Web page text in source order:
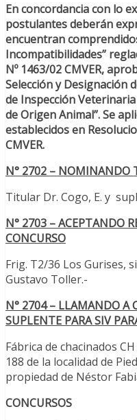
En concordancia con lo
postulantes deberán
encuentran
Incompatibilidades”
Nº 1463/02 CMVER,
Selección y Designación
de Inspección
de Origen Animal”. Se
establecidos en
CMVER.
N° 2702 – NOMINANDO
Titular Dr. Cogo, E. y
N° 2703 – ACEPTANDO
CONCURSO
Frig. T2/36 Los Gurises,
Gustavo Toller.-
N° 2704 – LLAMANDO A
SUPLENTE PARA SIV
Fábrica de chacinados
188 de la localidad de
propiedad de Néstor
CONCURSOS